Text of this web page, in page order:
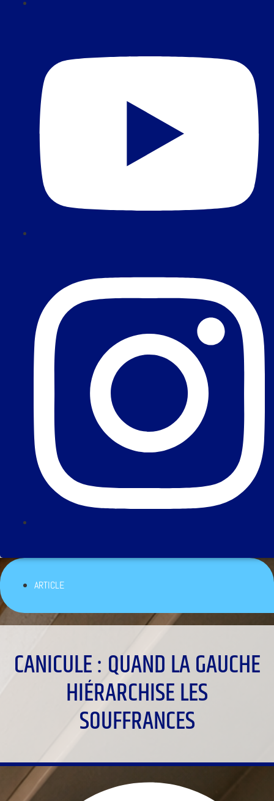
ARTICLE
CANICULE : QUAND LA GAUCHE
HIÉRARCHISE LES
SOUFFRANCES